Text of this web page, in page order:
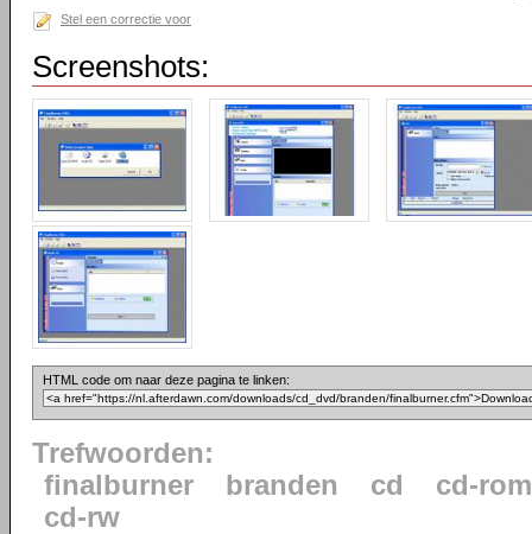
Stel een correctie voor
Screenshots:
HTML code om naar deze pagina te linken:
Trefwoorden:
finalburner
branden cd
cd-rom
cd-rw